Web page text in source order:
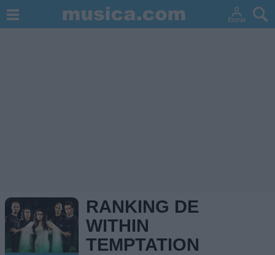
RANKING DE
WITHIN
TEMPTATION